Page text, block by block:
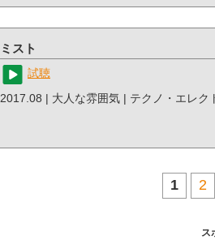
ミスト
試聴
2017.08 | 大人な雰囲気 | テクノ・エレク
1 2
ス